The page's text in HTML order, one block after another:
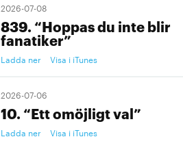
2026-07-08
839. “Hoppas du inte blir
fanatiker”
Ladda ner Visa i iTunes
2026-07-06
10. “Ett omöjligt val”
Ladda ner Visa i iTunes